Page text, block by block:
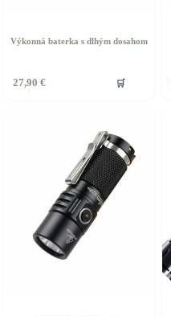
Výkonná baterka s dlhým dosahom
27,90 € 🛒